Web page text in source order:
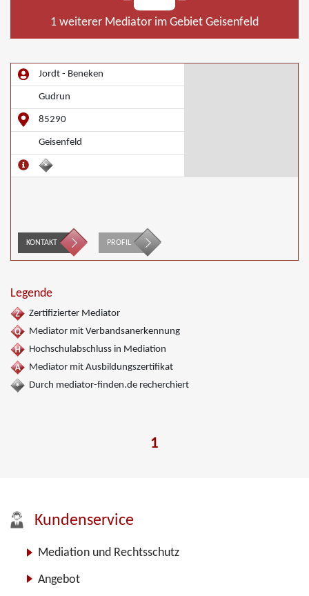
1 weiterer Mediator im Gebiet Geisenfeld
Jordt - Beneken
Gudrun
85290
Geisenfeld
KONTAKT PROFIL
Legende
Zertifizierter Mediator
Mediator mit Verbandsanerkennung
Hochschulabschluss in Mediation
Mediator mit Ausbildungszertifikat
Durch mediator-finden.de recherchiert
1
Kundenservice
Mediation und Rechtsschutz
Angebot